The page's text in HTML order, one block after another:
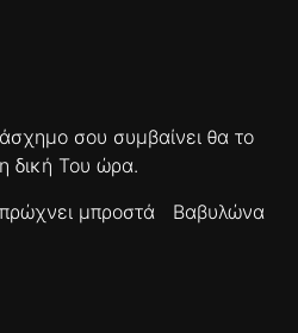
σου συμβαίνει θα το
δική Του ώρα.
μπροστά
Βαβυλώνα